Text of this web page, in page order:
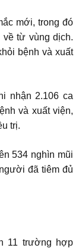
mới, trong đó
từ vùng dịch.
bệnh và xuất
nhận 2.106 ca
và xuất viện,
trị.
534 nghìn mũi
đã tiêm đủ
11 trường hợp